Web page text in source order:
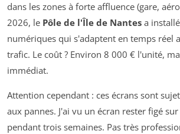
dans les zones à forte affluence (gare,
2026, le Pôle de l'Île de Nantes a
numériques qui s'adaptent en temps réel
trafic. Le coût ? Environ 8 000 € l'unité,
immédiat.
Attention cependant : ces écrans sont
aux pannes. J'ai vu un écran rester figé
pendant trois semaines. Pas très